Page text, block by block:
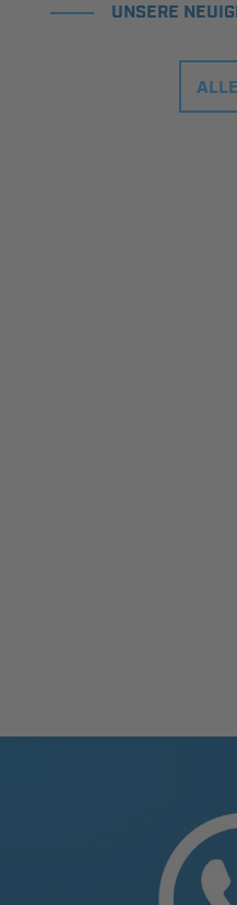
UNSERE